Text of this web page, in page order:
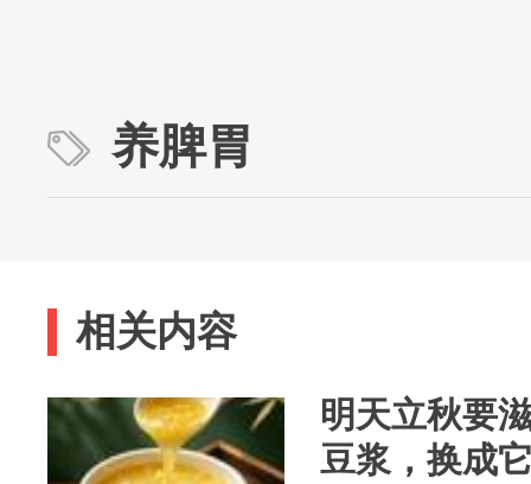
养脾胃
相关内容
明天立秋要
豆浆，换成